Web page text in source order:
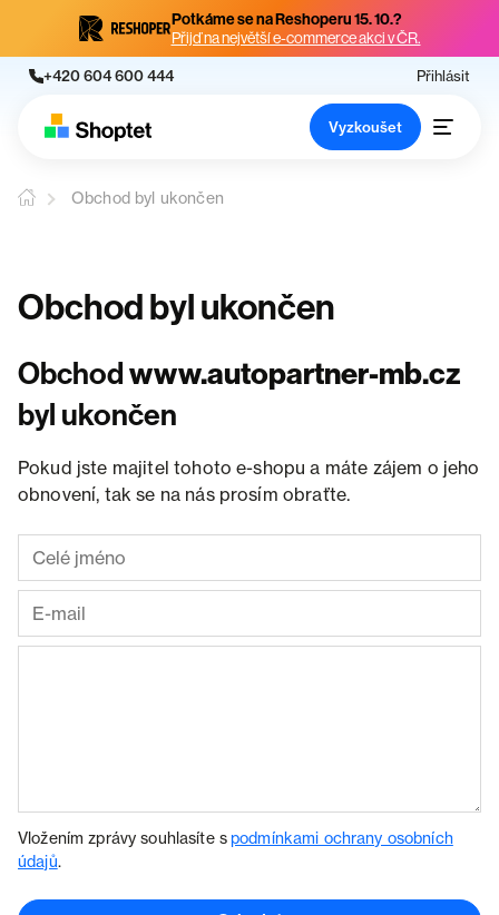
Potkáme se na Reshoperu 15. 10.?
Přijď na největší e-commerce akci v ČR.
+420 604 600 444 Přihlásit
Vyzkoušet
Obchod byl ukončen
Obchod byl ukončen
Obchodwww.autopartner-mb.cz
byl ukončen
Pokud jste majitel tohoto e-shopu a máte zájem o jeho
obnovení, tak se na nás prosím obraťte.
Vložením zprávy souhlasíte spodmínkami ochrany osobních
údajů.